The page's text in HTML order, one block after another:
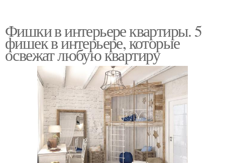
Фишки в интерьере квартиры. 5
фишек в интерьере, которые
освежат любую квартиру